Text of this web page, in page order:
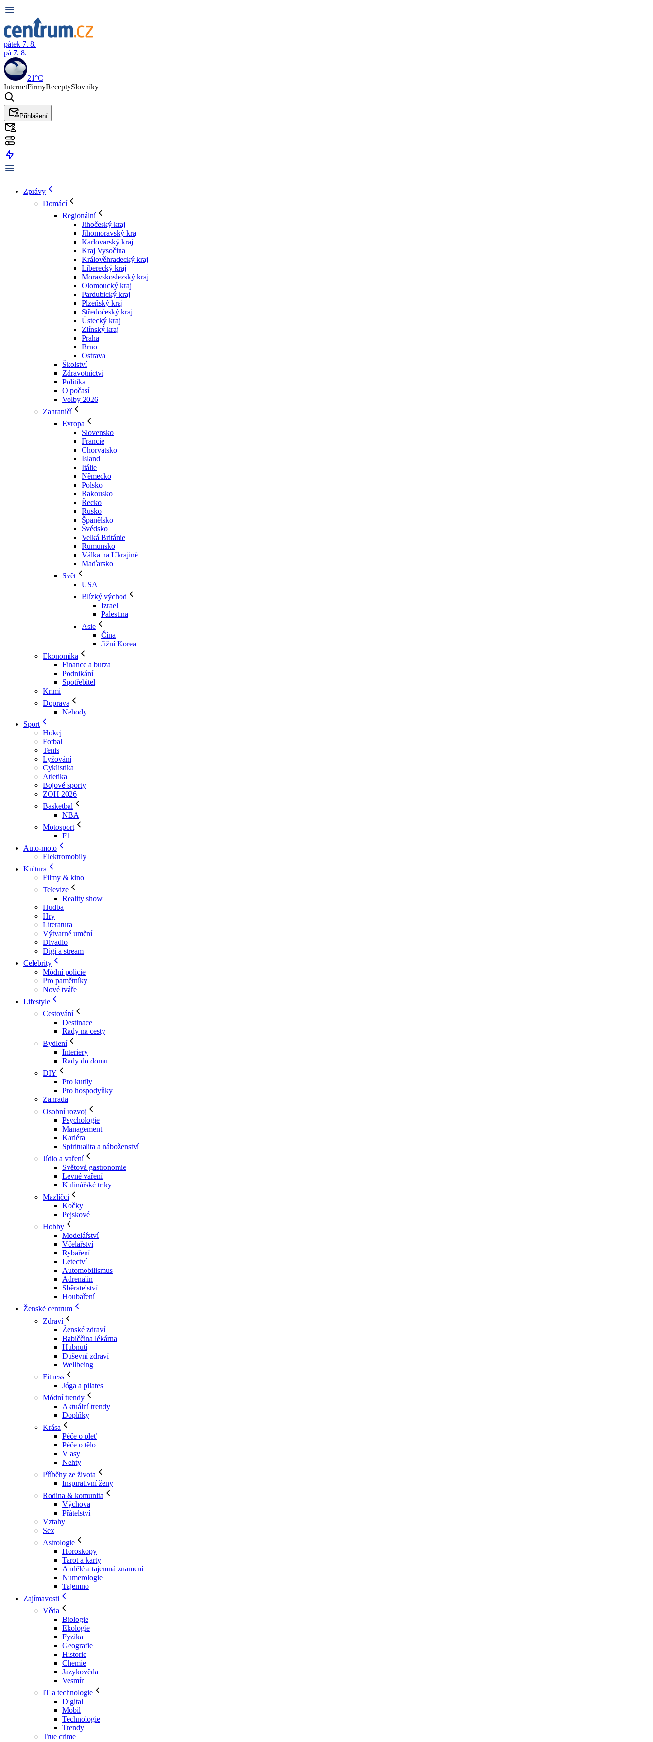
pátek 7. 8.
pá 7. 8.
21°C
InternetFirmyReceptySlovníky
Přihlášení
Zprávy
Domácí
Regionální
Jihočeský kraj
Jihomoravský kraj
Karlovarský kraj
Kraj Vysočina
Králověhradecký kraj
Liberecký kraj
Moravskoslezský kraj
Olomoucký kraj
Pardubický kraj
Plzeňský kraj
Středočeský kraj
Ústecký kraj
Zlínský kraj
Praha
Brno
Ostrava
Školství
Zdravotnictví
Politika
O počasí
Volby 2026
Zahraničí
Evropa
Slovensko
Francie
Chorvatsko
Island
Itálie
Německo
Polsko
Rakousko
Řecko
Rusko
Španělsko
Švédsko
Velká Británie
Rumunsko
Válka na Ukrajině
Maďarsko
Svět
USA
Blízký východ
Izrael
Palestina
Asie
Čína
Jižní Korea
Ekonomika
Finance a burza
Podnikání
Spotřebitel
Krimi
Doprava
Nehody
Sport
Hokej
Fotbal
Tenis
Lyžování
Cyklistika
Atletika
Bojové sporty
ZOH 2026
Basketbal
NBA
Motosport
F1
Auto-moto
Elektromobily
Kultura
Filmy & kino
Televize
Reality show
Hudba
Hry
Literatura
Výtvarné umění
Divadlo
Digi a stream
Celebrity
Módní policie
Pro pamětníky
Nové tváře
Lifestyle
Cestování
Destinace
Rady na cesty
Bydlení
Interiery
Rady do domu
DIY
Pro kutily
Pro hospodyňky
Zahrada
Osobní rozvoj
Psychologie
Management
Kariéra
Spiritualita a náboženství
Jídlo a vaření
Světová gastronomie
Levné vaření
Kulinářské triky
Mazlíčci
Kočky
Pejskové
Hobby
Modelářství
Včelařství
Rybaření
Letectví
Automobilismus
Adrenalin
Sběratelství
Houbaření
Ženské centrum
Zdraví
Ženské zdraví
Babiččina lékárna
Hubnutí
Duševní zdraví
Wellbeing
Fitness
Jóga a pilates
Módní trendy
Aktuální trendy
Doplňky
Krása
Péče o pleť
Péče o tělo
Vlasy
Nehty
Příběhy ze života
Inspirativní ženy
Rodina & komunita
Výchova
Přátelství
Vztahy
Sex
Astrologie
Horoskopy
Tarot a karty
Andělé a tajemná znamení
Numerologie
Tajemno
Zajímavosti
Věda
Biologie
Ekologie
Fyzika
Geografie
Historie
Chemie
Jazykověda
Vesmír
IT a technologie
Digital
Mobil
Technologie
Trendy
True crime